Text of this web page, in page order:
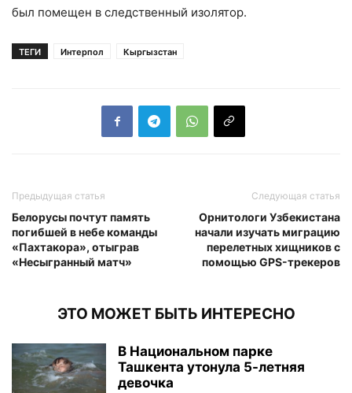
был помещен в следственный изолятор.
ТЕГИ Интерпол Кыргызстан
Предыдущая статья
Белорусы почтут память
погибшей в небе команды
«Пахтакора», отыграв
«Несыгранный матч»
Следующая статья
Орнитологи Узбекистана
начали изучать миграцию
перелетных хищников с
помощью GPS-трекеров
ЭТО МОЖЕТ БЫТЬ ИНТЕРЕСНО
В Национальном парке
Ташкента утонула 5-летняя
девочка